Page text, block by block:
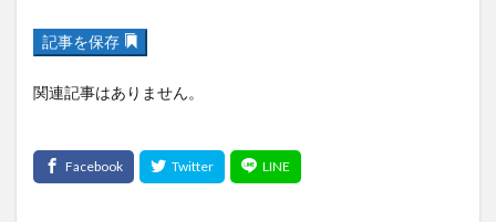
記事を保存
関連記事はありません。